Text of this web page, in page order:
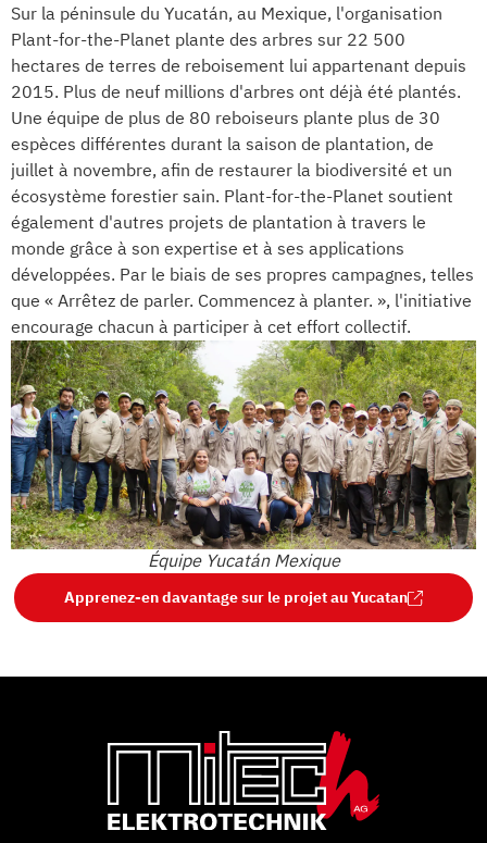
Sur la péninsule du Yucatán, au Mexique, l'organisation
Plant-for-the-Planet plante des arbres sur 22 500
hectares de terres de reboisement lui appartenant depuis
2015. Plus de neuf millions d'arbres ont déjà été plantés.
Une équipe de plus de 80 reboiseurs plante plus de 30
espèces différentes durant la saison de plantation, de
juillet à novembre, afin de restaurer la biodiversité et un
écosystème forestier sain. Plant-for-the-Planet soutient
également d'autres projets de plantation à travers le
monde grâce à son expertise et à ses applications
développées. Par le biais de ses propres campagnes, telles
que « Arrêtez de parler. Commencez à planter. », l'initiative
encourage chacun à participer à cet effort collectif.
Équipe Yucatán Mexique
Apprenez-en davantage sur le projet au Yucatan